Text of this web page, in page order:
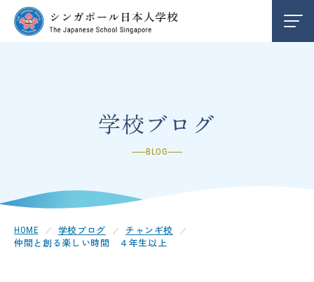
編入学/退学案内
クレメンティ校CLEMENTI
チャンギ校 CHANGI
学校ブログ
BLOG
HOME 学校ブログ
チャンギ校
仲間と創る楽しい時間 ４年生以上